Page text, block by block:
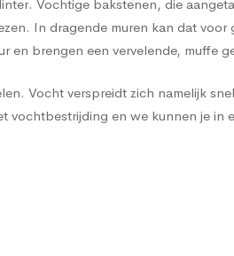
Vochtige bakstenen, die
In dragende muren kan dat
en brengen een vervelende, muffe
Vocht verspreidt zich namelijk
en we kunnen je in